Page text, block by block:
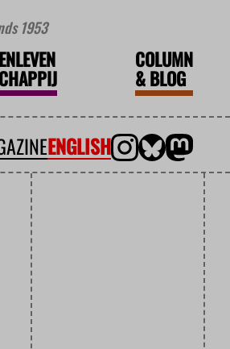
1953
COLUMN
&BLOG
ENGLISH